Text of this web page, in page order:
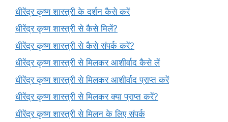
धीरेंद्र कृष्ण शास्त्री के दर्शन कैसे करें
धीरेंद्र कृष्ण शास्त्री से कैसे मिलें?
धीरेंद्र कृष्ण शास्त्री से कैसे संपर्क करें?
धीरेंद्र कृष्ण शास्त्री से मिलकर आशीर्वाद कैसे लें
धीरेंद्र कृष्ण शास्त्री से मिलकर आशीर्वाद प्राप्त करें
धीरेंद्र कृष्ण शास्त्री से मिलकर क्या प्राप्त करें?
धीरेंद्र कृष्ण शास्त्री से मिलन के लिए संपर्क